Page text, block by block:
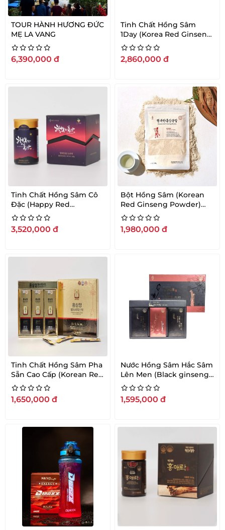
TOUR HÀNH HƯƠNG ĐỨC
MẸ LA VANG
6,390,000 đ
Tinh Chất Hồng Sâm
1Day (Korea Red Ginseng
Extract Stick) 15ml x 60
gói
2,860,000 đ
Tinh Chất Hồng Sâm Cô
Đặc (Happy Red
Ginseng) 240G
3,520,000 đ
Bột Hồng Sâm (Korean
Red Ginseng Powder)
200G
1,980,000 đ
Tinh Chất Hồng Sâm Pha
Sẵn Cao Cấp (Korean Red
Ginseng Extract Health
Power Stick) 10ml x 30
gói
1,650,000 đ
Nước Hồng Sâm Hắc Sâm
Lên Men (Black ginseng
and Red Ginseng
Premium stick set) 12ml x
30 gói
1,595,000 đ